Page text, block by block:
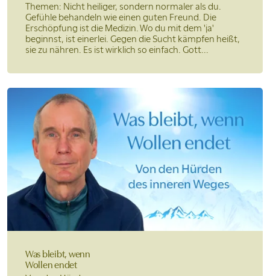
Themen: Nicht heiliger, sondern normaler als du.
Gefühle behandeln wie einen guten Freund. Die
Erschöpfung ist die Medizin. Wo du mit dem 'ja'
beginnst, ist einerlei. Gegen die Sucht kämpfen heißt,
sie zu nähren. Es ist wirklich so einfach. Gott...
Was bleibt, wenn
Wollen endet